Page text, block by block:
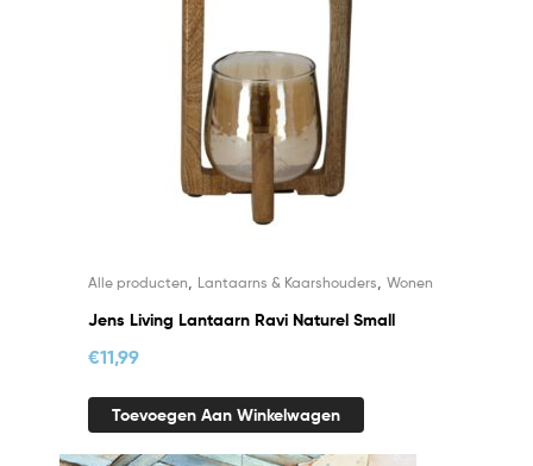
Alle producten, Lantaarns & Kaarshouders, Wonen
Jens Living Lantaarn Ravi Naturel Small
€11,99
Toevoegen Aan Winkelwagen